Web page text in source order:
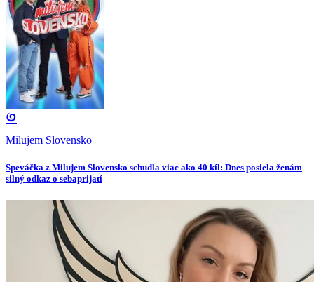
Milujem Slovensko
Speváčka z Milujem Slovensko schudla viac ako 40 kíl: Dnes posiela ženám
silný odkaz o sebaprijatí